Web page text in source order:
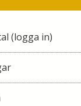
(logga in)